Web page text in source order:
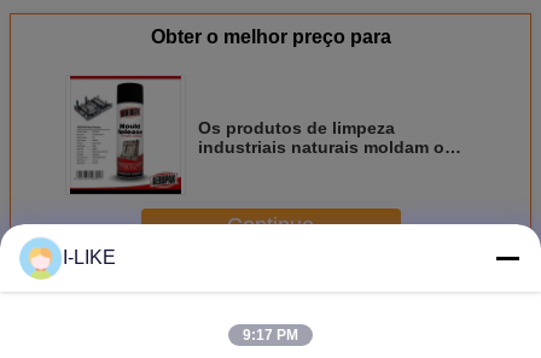
Obter o melhor preço para
Os produtos de limpeza
industriais naturais moldam o
Continue
MaisProdutos de limpeza industriais
I-LIKE
9:17 PM